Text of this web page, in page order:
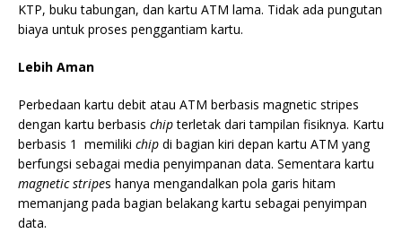
KTP, buku tabungan, dan kartu ATM lama. Tidak ada pungutan
biaya untuk proses penggantiam kartu.
Lebih Aman
Perbedaan kartu debit atau ATM berbasis magnetic stripes
dengan kartu berbasis chipterletak dari tampilan fisiknya. Kartu
berbasis 1 memiliki chip di bagian kiri depan kartu ATM yang
berfungsi sebagai media penyimpanan data. Sementara kartu
magnetic stripes hanya mengandalkan pola garis hitam
memanjang pada bagian belakang kartu sebagai penyimpan
data.